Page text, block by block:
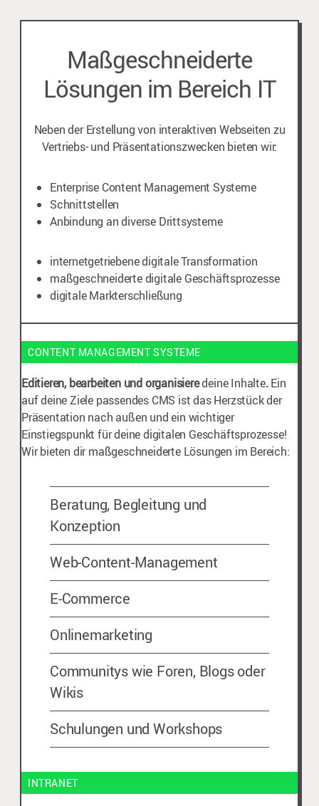
Maßgeschneiderte
Lösungen im Bereich IT
Neben der Erstellung von interaktiven Webseiten zu
Vertriebs- und Präsentationszwecken bieten wir:
Enterprise Content Management Systeme
Schnittstellen
Anbindung an diverse Drittsysteme
internetgetriebene digitale Transformation
maßgeschneiderte digitale Geschäftsprozesse
digitale Markterschließung
CONTENT MANAGEMENT SYSTEME
Editieren, bearbeiten und organisieredeine Inhalte.Ein
auf deine Ziele passendes CMS ist das Herzstück der
Präsentation nach außen und ein wichtiger
Einstiegspunkt für deine digitalen Geschäftsprozesse!
Wir bieten dir maßgeschneiderte Lösungen im Bereich:
Beratung, Begleitung und
Konzeption
Web-Content-Management
E-Commerce
Onlinemarketing
Communitys wie Foren, Blogs oder
Wikis
Schulungen und Workshops
INTRANET